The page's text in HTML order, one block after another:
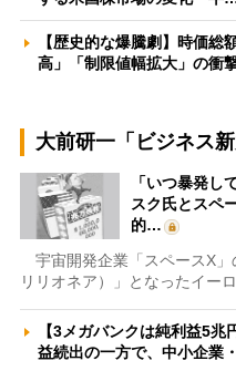
【歴史的な爆騰劇】時価総
高」「制限値幅拡大」の
大前研一「ビジネス
「いつ暴発し
スク氏とスペ
的…
宇宙開発企業「スペースX」
リリオネア）」となったイー
【3メガバンクは純利益5
益続出の一方で、中小企業